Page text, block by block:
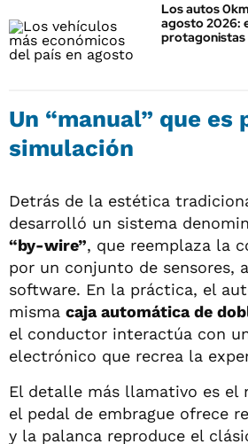
Los autos
agosto 2026:
protagonistas
Un “manual” que es
simulación
Detrás de la estética
desarrolló un sistema
“by-wire”, que reemplaza la
por un conjunto de sensores,
software. En la práctica, el
misma caja automática de
el conductor interactúa con
electrónico que recrea la
El detalle más llamativo es el
el pedal de embrague ofrece
y la palanca reproduce el